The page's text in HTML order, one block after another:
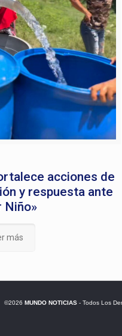
acciones de
y respuesta ante
Niño»
más
©2026 MUNDO NOTICIAS- Todos Los